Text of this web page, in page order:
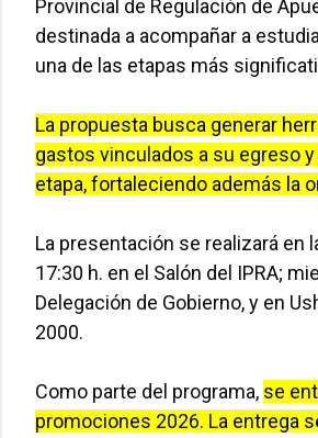
Provincial de Regulación de
destinada a acompañar a
una de las etapas más
La propuesta busca generar
gastos vinculados a su egreso
etapa, fortaleciendo además la
La presentación se realizará en
17:30 h. en el Salón del IPRA;
Delegación de Gobierno, y en
2000.
Como parte del programa, se
promociones 2026. La entrega